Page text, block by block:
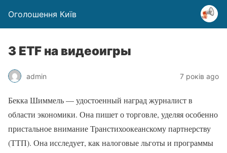
Оголошення Київ
3 ETF на видеоигры
admin 7 років ago
Бекка Шиммель — удостоенный наград журналист в
области экономики. Она пишет о торговле, уделяя особенно
пристальное внимание Транстихоокеанскому партнерству
(ТТП). Она исследует, как налоговые льготы и программы